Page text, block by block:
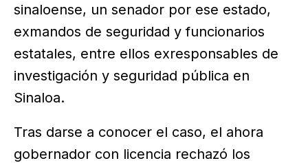
sinaloense, un senador por ese estado,
exmandos de seguridad y funcionarios
estatales, entre ellos exresponsables de
investigación y seguridad pública en
Sinaloa.
Tras darse a conocer el caso, el ahora
gobernador con licencia rechazó los